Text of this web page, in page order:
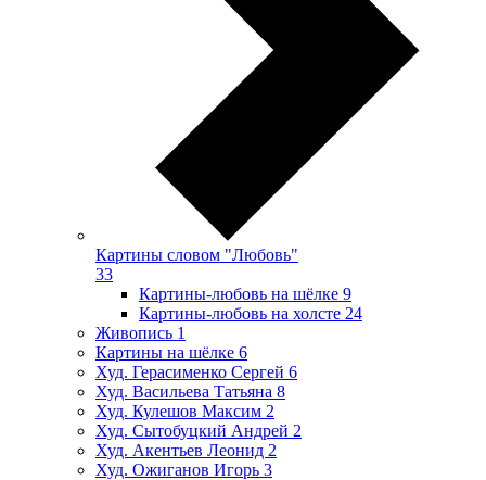
Картины словом "Любовь"
33
Картины-любовь на шёлке 9
Картины-любовь на холсте 24
Живопись 1
Картины на шёлке 6
Худ. Герасименко Сергей 6
Худ. Васильева Татьяна 8
Худ. Кулешов Максим 2
Худ. Сытобуцкий Андрей 2
Худ. Акентьев Леонид 2
Худ. Ожиганов Игорь 3